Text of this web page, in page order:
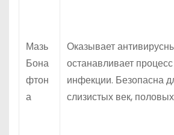
Мазь
Бона
фтон
а
Оказывает
останавливает
инфекции. Безопасна
слизистых век,